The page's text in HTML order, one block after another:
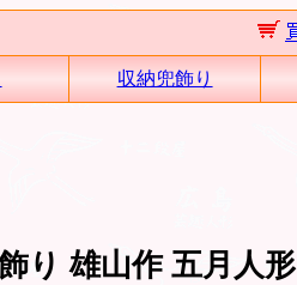
収納兜飾り
り 雄山作 五月人形